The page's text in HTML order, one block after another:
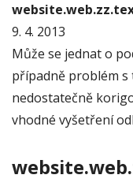
9. 4. 2013
Může se jednat o
případně problém
nedostatečně
vhodné vyšetření